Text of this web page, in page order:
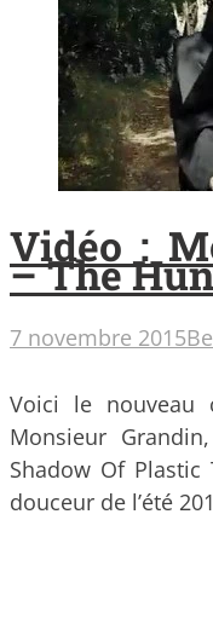
Vidéo :
– The
7 novembre 2015
Voici le nouveau
Monsieur
Shadow Of Plastic
douceur de l’été